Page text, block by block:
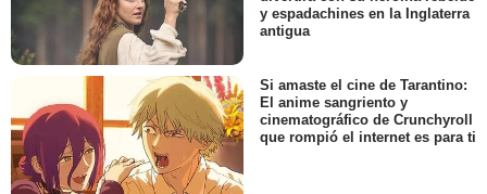
y espadachines en la Inglaterra
antigua
Si amaste el cine de Tarantino:
El anime sangriento y
cinematográfico de Crunchyroll
que rompió el internet es para ti